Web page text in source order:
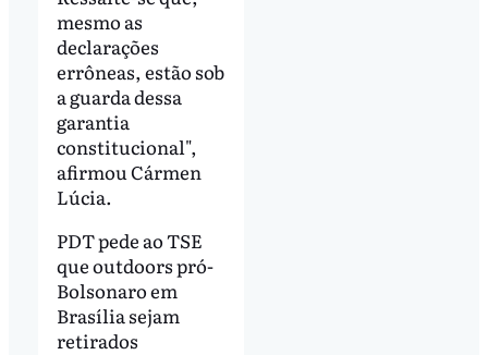
mesmo as
declarações
errôneas, estão sob
a guarda dessa
garantia
constitucional",
afirmou Cármen
Lúcia.
PDT pede ao TSE
que outdoors pró-
Bolsonaro em
Brasília sejam
retirados